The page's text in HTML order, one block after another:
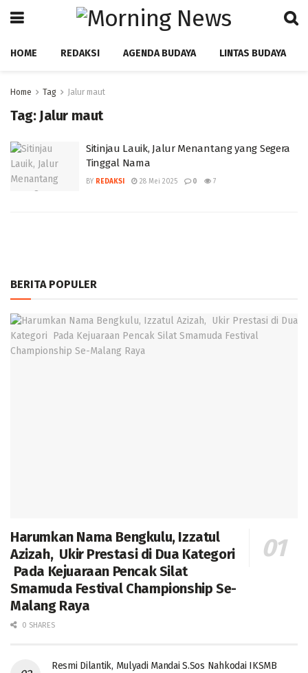
HOME REDAKSI AGENDA BUDAYA LINTAS BUDAYA
Home Tag Jalur maut
Tag: Jalur maut
Sitinjau Lauik, Jalur Menantang yang Segera
Tinggal Nama
BY REDAKSI 28 Mei 2025 0 7
BERITA POPULER
Harumkan Nama Bengkulu, Izzatul
Azizah, Ukir Prestasi di Dua Kategori
Pada Kejuaraan Pencak Silat
Smamuda Festival Championship Se-
Malang Raya
0 SHARES
Resmi Dilantik, Mulyadi Mandai S.Sos Nahkodai IKSMB